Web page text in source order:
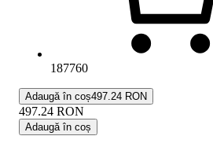
187760
Adaugă în coș497.24 RON
497.24 RON
Adaugă în coș